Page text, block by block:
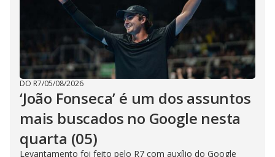
DO R7/05/08/2026
‘João Fonseca’ é um dos assuntos
mais buscados no Google nesta
quarta (05)
Levantamento foi feito pelo R7 com auxílio do Google